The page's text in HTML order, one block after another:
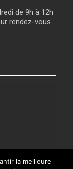
de 9h à 12h
rendez-vous
la meilleure